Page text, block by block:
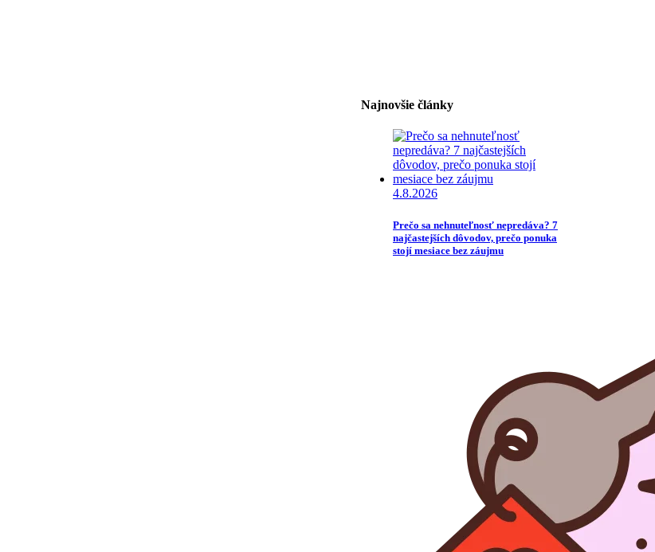
Najnovšie články
4.8.2026
Prečo sa nehnuteľnosť nepredáva? 7
najčastejších dôvodov, prečo ponuka
stojí mesiace bez záujmu